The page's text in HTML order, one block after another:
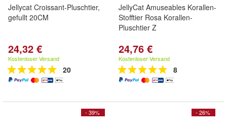
Jellycat Croissant-Pluschtier,
gefullt 20CM
24,32 €
Kostenloser Versand
20
JellyCat Amuseables Korallen-
Stofftier Rosa Korallen-
Pluschtier Z
24,76 €
Kostenloser Versand
8
- 39% - 26%